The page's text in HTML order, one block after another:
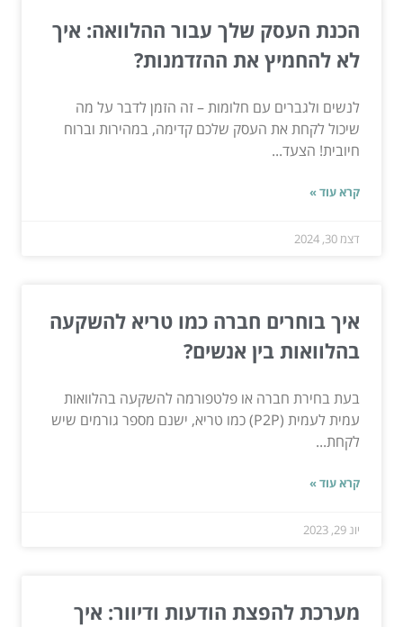
הכנת העסק שלך עבור ההלוואה: איך
לא להחמיץ את ההזדמנות?
לנשים ולגברים עם חלומות – זה הזמן לדבר על מה
שיכול לקחת את העסק שלכם קדימה, במהירות וברוח
חיובית! הצעד...
קרא עוד »
דצמ 30, 2024
איך בוחרים חברה כמו טריא להשקעה
בהלוואות בין אנשים?
בעת בחירת חברה או פלטפורמה להשקעה בהלוואות
עמית לעמית (P2P) כמו טריא, ישנם מספר גורמים שיש
לקחת...
קרא עוד »
יונ 29, 2023
מערכת להפצת הודעות ודיוור: איך